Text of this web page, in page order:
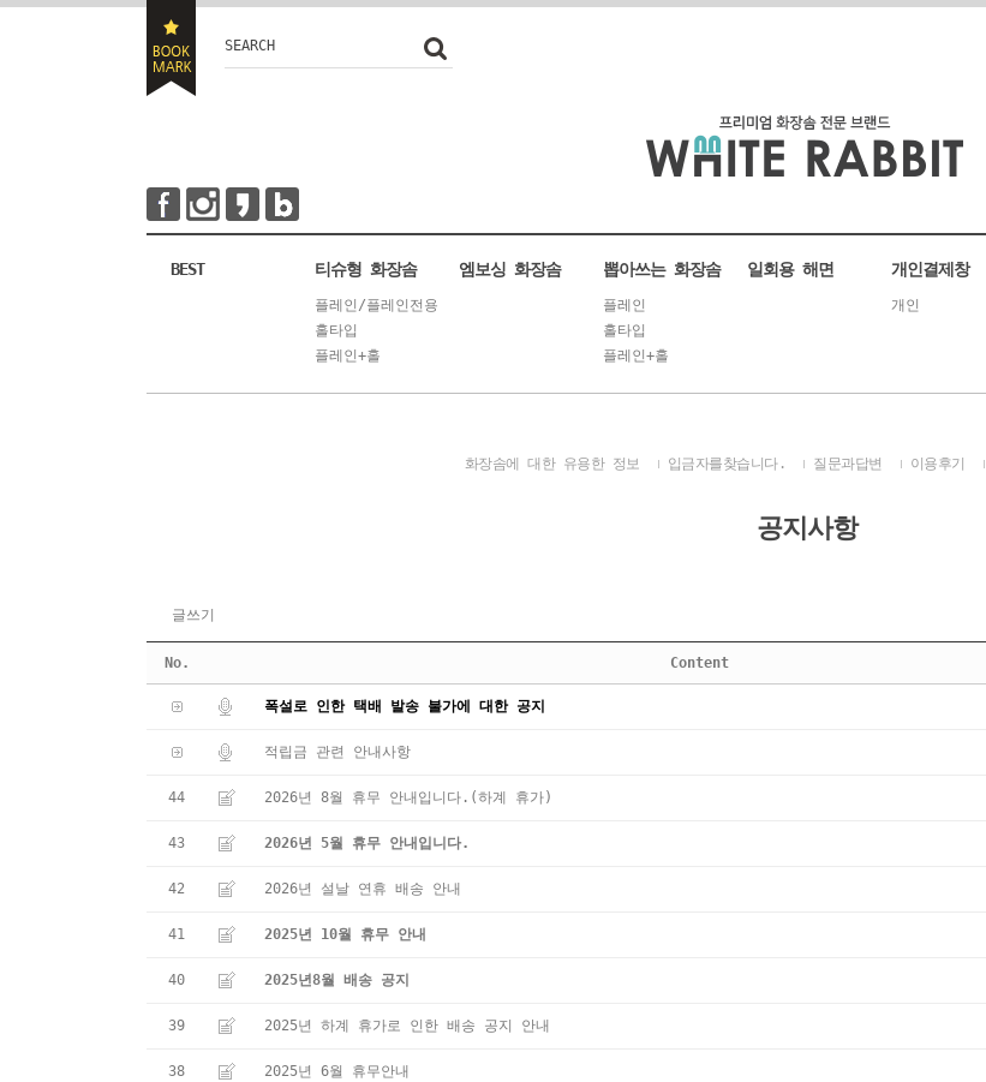
SEARCH
BEST 티슈형 화장솜
플레인/플레인전용
홀타입
플레인+홀
엠보싱 화장솜 뽑아쓰는 화장솜
플레인
홀타입
플레인+홀
일회용 해면 개인결제창
개인
화장솜에 대한 유용한 정보 입금자를찾습니다. 질문과답변 이용후기
공지사항
글쓰기
No. Content
폭설로 인한 택배 발송 불가에 대한 공지
적립금 관련 안내사항
44 2026년 8월 휴무 안내입니다.(하계 휴가)
43 2026년 5월 휴무 안내입니다.
42 2026년 설날 연휴 배송 안내
41 2025년 10월 휴무 안내
40 2025년8월 배송 공지
39 2025년 하계 휴가로 인한 배송 공지 안내
38 2025년 6월 휴무안내